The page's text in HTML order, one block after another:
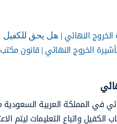
النهائي| هل يحق للكفيل
الخروج النهائي|قانون
في المملكة العربية
واتباع التعليمات ليتم